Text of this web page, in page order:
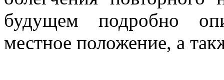
будущем подробно
местное положение, а